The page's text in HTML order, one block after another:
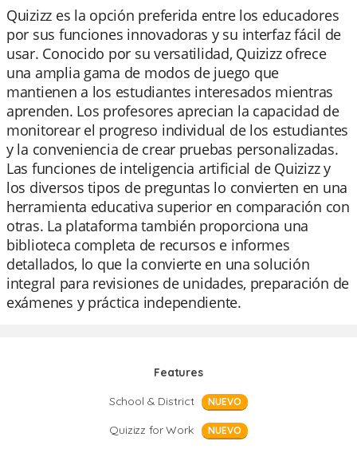
Quizizz es la opción preferida entre los educadores
por sus funciones innovadoras y su interfaz fácil de
usar. Conocido por su versatilidad, Quizizz ofrece
una amplia gama de modos de juego que
mantienen a los estudiantes interesados mientras
aprenden. Los profesores aprecian la capacidad de
monitorear el progreso individual de los estudiantes
y la conveniencia de crear pruebas personalizadas.
Las funciones de inteligencia artificial de Quizizz y
los diversos tipos de preguntas lo convierten en una
herramienta educativa superior en comparación con
otras. La plataforma también proporciona una
biblioteca completa de recursos e informes
detallados, lo que la convierte en una solución
integral para revisiones de unidades, preparación de
exámenes y práctica independiente.
Features
School & District
NUEVO
Quizizz for Work NUEVO